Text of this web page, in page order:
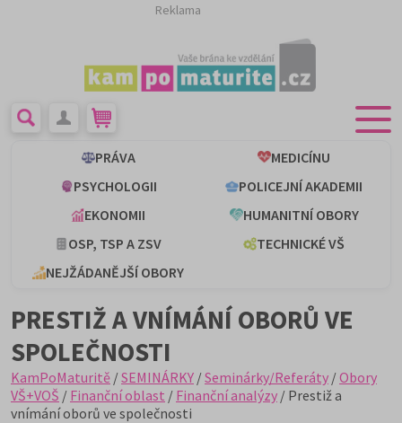
Reklama
PRÁVA
MEDICÍNU
PSYCHOLOGII
POLICEJNÍ AKADEMII
EKONOMII
HUMANITNÍ OBORY
OSP, TSP A ZSV
TECHNICKÉ VŠ
NEJŽÁDANĚJŠÍ OBORY
PRESTIŽ A VNÍMÁNÍ OBORŮ VE
SPOLEČNOSTI
KamPoMaturitě /SEMINÁRKY /Seminárky/Referáty /Obory
VŠ+VOŠ / Finanční oblast / Finanční analýzy / Prestiž a
vnímání oborů ve společnosti